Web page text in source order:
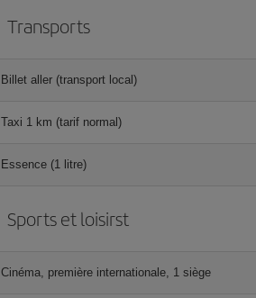
Transports
Billet aller (transport local)
Taxi 1 km (tarif normal)
Essence (1 litre)
Sports et loisirst
Cinéma, première internationale, 1 siège